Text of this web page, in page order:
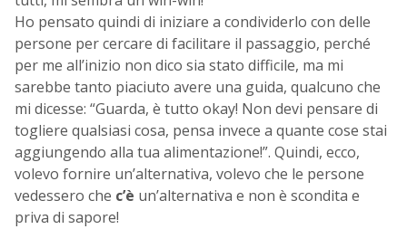
Ho pensato quindi di iniziare a condividerlo con delle
persone per cercare di facilitare il passaggio, perché
per me all’inizio non dico sia stato difficile, ma mi
sarebbe tanto piaciuto avere una guida, qualcuno che
mi dicesse: “Guarda, è tutto okay! Non devi pensare di
togliere qualsiasi cosa, pensa invece a quante cose stai
aggiungendo alla tua alimentazione!”. Quindi, ecco,
volevo fornire un’alternativa, volevo che le persone
vedessero che c’è un’alternativa e non è scondita e
priva di sapore!